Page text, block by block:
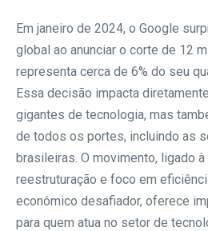
Em janeiro de 2024, o Google
global ao anunciar o corte de 12
representa cerca de 6% do seu
Essa decisão impacta
gigantes de tecnologia, mas
de todos os portes, incluindo as
brasileiras. O movimento, ligado
reestruturação e foco em
econômico desafiador, oferece
para quem atua no setor de